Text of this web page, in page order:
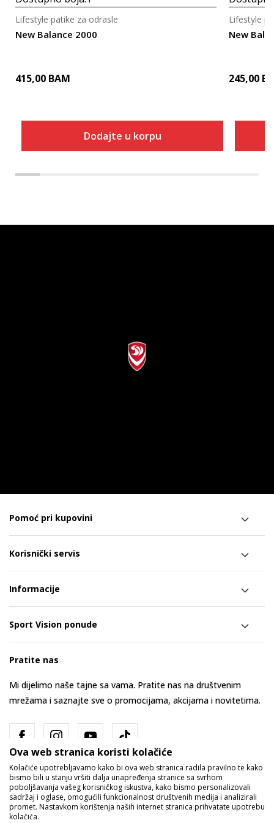
New Balance 2000
Lifestyle patike za odrasle
415,00 BAM
Dodajte u korpu
New
Lifestyle
245,00
Pomoć pri kupovini
Korisnički servis
Informacije
Sport Vision ponude
Pratite nas
Mi dijelimo naše tajne sa vama. Pratite nas na društvenim
mrežama i saznajte sve o promocijama, akcijama i novitetima.
Bosna i Hercegovina Promijenite
Ova web stranica koristi kolačiće
Kolačiće upotrebljavamo kako bi ova web stranica radila pravilno te kako
bismo bili u stanju vršiti dalja unapređenja stranice sa svrhom
poboljšavanja vašeg korisničkog iskustva, kako bismo personalizovali
sadržaj i oglase, omogućili funkcionalnost društvenih medija i analizirali
promet. Nastavkom korištenja naših internet stranica prihvatate upotrebu
kolačića.